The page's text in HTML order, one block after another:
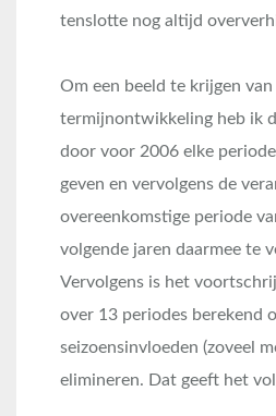
tenslotte nog altijd
Om een beeld te krijgen van
termijnontwikkeling heb ik
door voor 2006 elke
geven en vervolgens de
overeenkomstige periode
volgende jaren daarmee te
Vervolgens is het
over 13 periodes berekend
seizoensinvloeden (zoveel
elimineren. Dat geeft het